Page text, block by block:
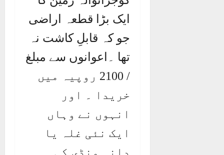
ایک بڑا قطعہ اراضی
جو کہ قابلِ کاشت نہ
تھا ۔اعوانوں سے مبلغ
/ 2100 روپیہ میں
خریدا ۔ اور
انہوں نے وہاں
ایک نئی غلہ یا
دانہ منڈی کی